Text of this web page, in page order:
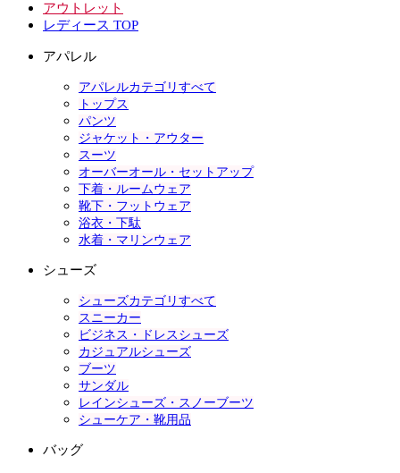
アウトレット
レディース TOP
アパレル
アパレルカテゴリすべて
トップス
パンツ
ジャケット・アウター
スーツ
オーバーオール・セットアップ
下着・ルームウェア
靴下・フットウェア
浴衣・下駄
水着・マリンウェア
シューズ
シューズカテゴリすべて
スニーカー
ビジネス・ドレスシューズ
カジュアルシューズ
ブーツ
サンダル
レインシューズ・スノーブーツ
シューケア・靴用品
バッグ